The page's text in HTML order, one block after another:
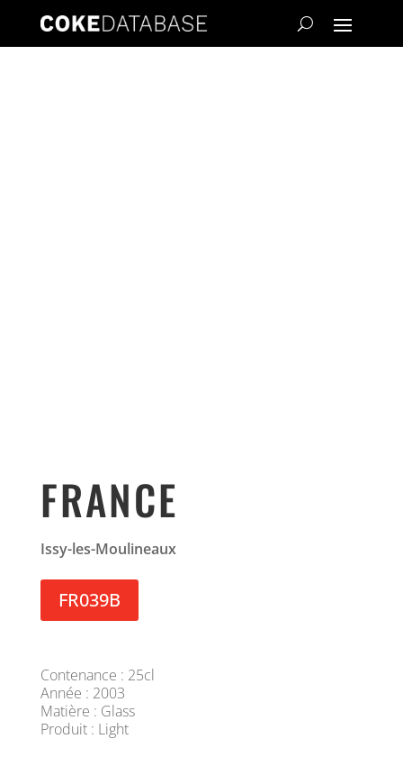
FRANCE
Issy-les-Moulineaux
FR039B
Contenance : 25cl
Année : 2003
Matière : Glass
Produit : Light